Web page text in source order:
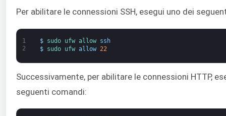
Per abilitare le connessioni SSH, esegui uno dei
1
2
$ sudo ufw allow ssh
$
sudo ufw allow 22
Successivamente, per abilitare le connessioni HTTP,
seguenti comandi: